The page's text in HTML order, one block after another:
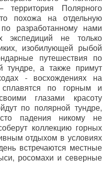
территория Полярного
похожа на отдельную
разработанному нами
экспедиций не только
изобилующей рыбой
путешествия по
тундре, а также примут
- восхождениях на
по горным и
глазами красоту
по полярной тундре,
падения никому не
коллекцию горных
отдыхом в условиях
встречаются местные
росомахи и северные